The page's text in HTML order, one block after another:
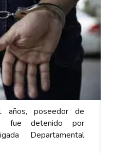
poseedor de
fue detenido por
Departamental